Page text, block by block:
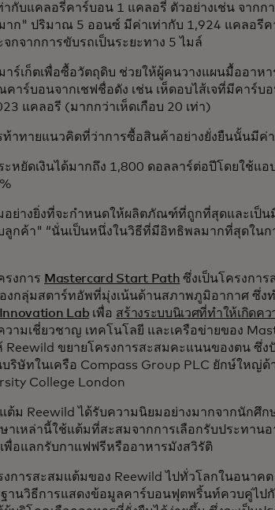
ากับแคลอรี่คาร์บอน 1 แคลอรี่ ตัวอย่างเช่น จาก
าก" ปริมาณ 5 ออนซ์ มีค่าเท่ากับ 1,924 แคลอรีค
กจากการขับรถเป็นระยะทาง 5 ไมล์
าร์เก็ตเพื่อซื้อวัตถุดิบ ช่วยให้ผู้คนวางแผนมื้ออาหา
าร์บอนจากเชฟชื่อดัง เช่น เห็ดอบไส้เจที่มีคาร์บ
แคลอรี (มากกว่าเห็ดเกือบ 20 เท่า)
ท้าทายแนวคิดที่ว่าการซื้อสินค้าอย่างยั่งยืนนั้นมีค่า
หยัดเงินได้มากถึง 1,800 ดอลลาร์ต่อปีโดยใช้แ
อย่างยิ่งที่จะกำหนดให้ผลิตภัณฑ์ที่ถูกที่สุดและเป็น
ลูกค้า" “นั่นเป็นหนึ่งในวิธีที่มีอิทธิพลมากที่สุดใน
รงการ Mastercard Start Path ซึ่งเป็นโครงการ
งกลุ่มสตาร์ทอัพที่มุ่งเน้นด้านสภาพภูมิอากาศ ซึ่ง
Lab เพื่อ สร้างระบบนิเวศที่ทำให้เกิดค
ามเชี่ยวชาญ เทคโนโลยี และเครือข่ายของ
Reewild ขยายโครงการสะสมคะแนนของตน ซึ่ง
ริษัทในเครือ Compass Group PLC ยักษ์ใหญ่ด้
College London
ต้ม Reewild ได้รับความนิยมอย่างมากจากนักศึก
าเหล่านี้ใช้แต้มที่สะสมจากการเลือกรับประทาน
พื่อแลกรับกาแฟฟรีหรืออาหารมังสวิรัติ
การสะสมแต้มของ Reewild ไปทั่วโลกในอนาค
านวิธีการแสดงข้อมูลคาร์บอนฟุตพริ้นท์ควบคู่ไป